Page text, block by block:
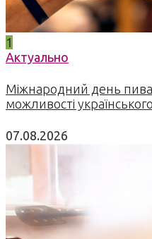
1
Актуально
Міжнародний день
можливості
07.08.2026